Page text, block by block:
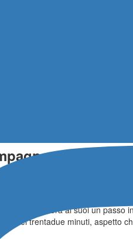
risultato utile per le ambizioni
su individualità di buon
Tkac, attaccante della
leggenda della pallanuoto
rotazioni e
ancora una volta allo
dopo l’espulsione contro
spazio a tutta la sua rosa
Il CT chiederà ai suoi un passo
dei trentadue minuti, aspetto